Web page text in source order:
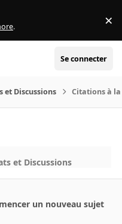
. ×
Se connecter
et Discussions Citations à la
et Discussions
un nouveau sujet